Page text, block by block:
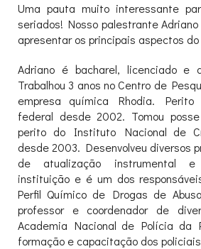
Uma pauta muito interessante
seriados! Nosso palestrante
apresentar os principais aspectos
Adriano é bacharel, licenciado e
Trabalhou 3 anos no Centro de
empresa química Rhodia.
federal desde 2002. Tomou
perito do Instituto Nacional de
desde 2003. Desenvolveu diversos
de atualização instrumental e
instituição e é um dos
Perfil Químico de Drogas de
professor e coordenador de
Academia Nacional de Polícia da
formação e capacitação dos